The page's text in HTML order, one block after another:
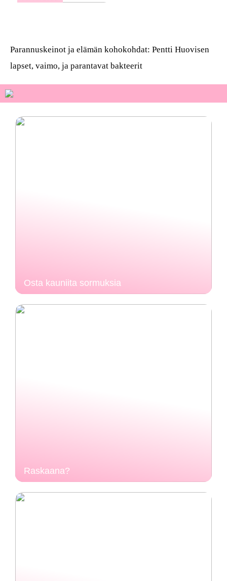
Parannuskeinot ja elämän kohokohdat: Pentti Huovisen
lapset, vaimo, ja parantavat bakteerit
Osta kauniita sormuksia
Raskaana?